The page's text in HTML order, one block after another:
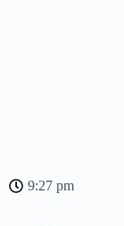
9:27 pm